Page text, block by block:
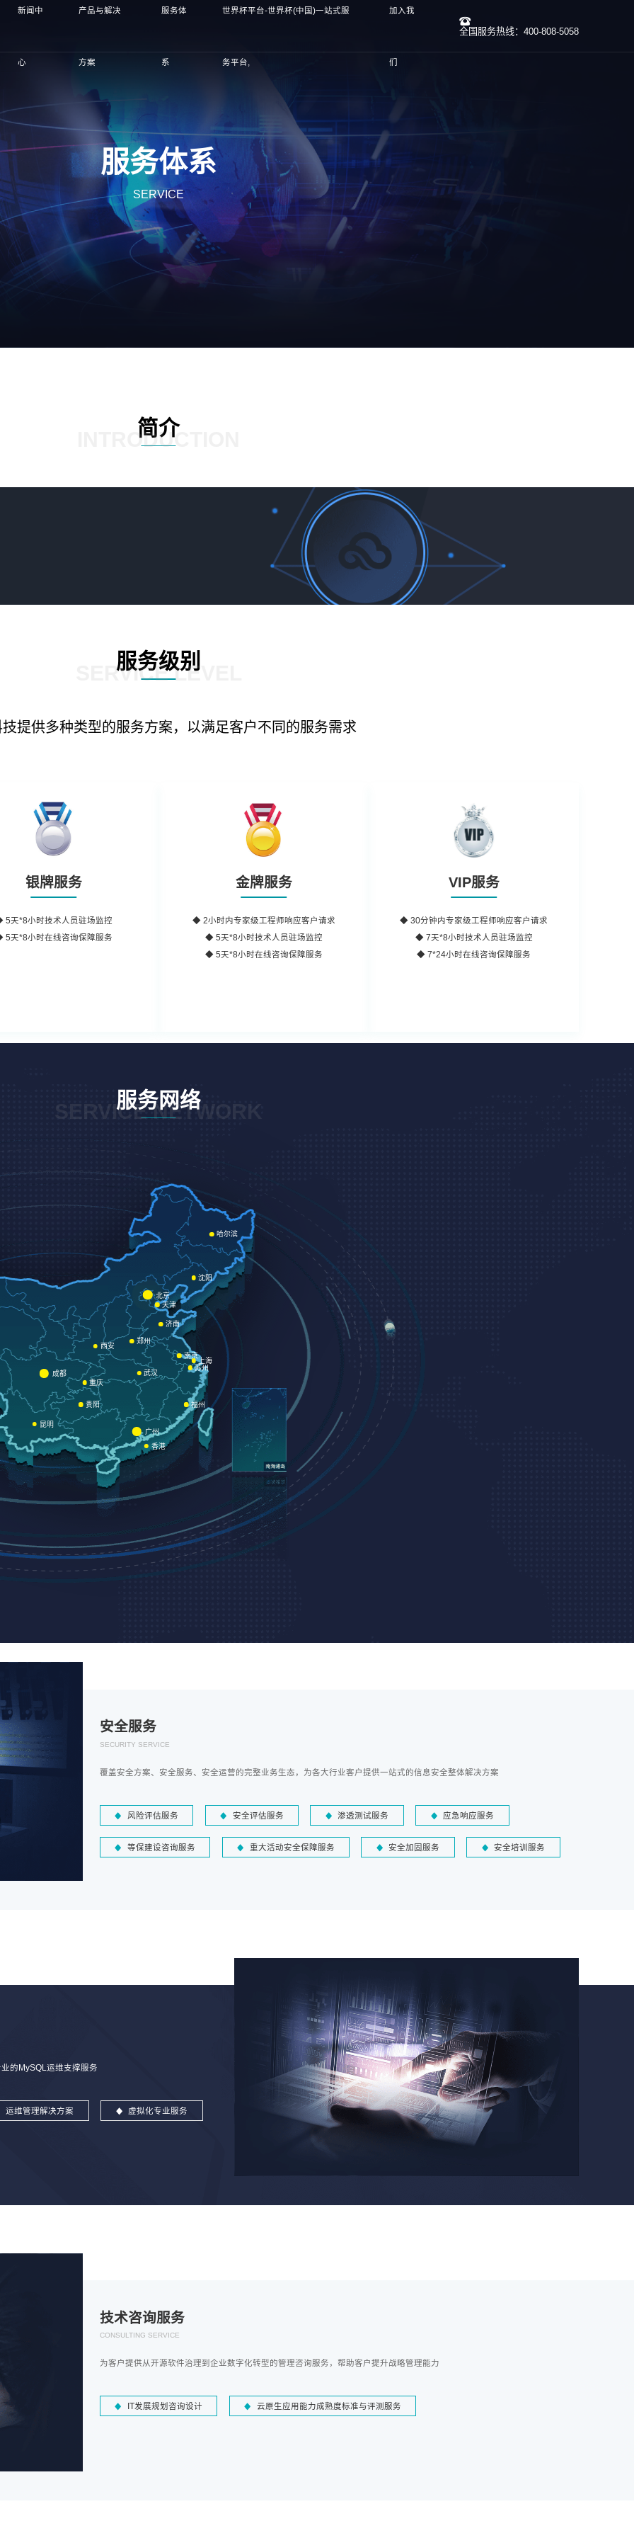
新闻中
心
产品与解决
方案
服务体
系
世界杯平台-世界杯(中国)一站式服
务平台,
加入我
们
全国服务热线：400-808-5058
服务体系
SERVICE
简介
INTRODUCTION
服务级别
SERVICE LEVEL
提供多种类型的服务方案，以满足客户不同的服务需求
银牌服务
5天*8小时技术人员驻场监控
5天*8小时在线咨询保障服务
金牌服务
◆ 2小时内专家级工程师响应客户请求
◆ 5天*8小时技术人员驻场监控
◆ 5天*8小时在线咨询保障服务
VIP服务
◆ 30分钟内专家级工程师响应客户请求
◆ 7天*8小时技术人员驻场监控
◆ 7*24小时在线咨询保障服务
服务网络
SERVICE NETWORK
苏州
南京
天津
哈尔滨
北京
沈阳
济南
西安
郑州
上海
武汉
贵阳
重庆
成都
昆明
广州
福州
香港
安全服务
SECURITY SERVICE
覆盖安全方案、安全服务、安全运营的完整业务生态，为各大行业客户提供一站式的信息安全整体解决方案
风险评估服务 安全评估服务 渗透测试服务 应急响应服务
等保建设咨询服务 重大活动安全保障服务 安全加固服务 安全培训服务
的MySQL运维支撑服务
运维管理解决方案 虚拟化专业服务
技术咨询服务
CONSULTING SERVICE
为客户提供从开源软件治理到企业数字化转型的管理咨询服务，帮助客户提升战略管理能力
IT发展规划咨询设计 云原生应用能力成熟度标准与评测服务